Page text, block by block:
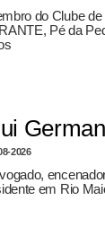
do Clube
Pé da
2026
em Rio